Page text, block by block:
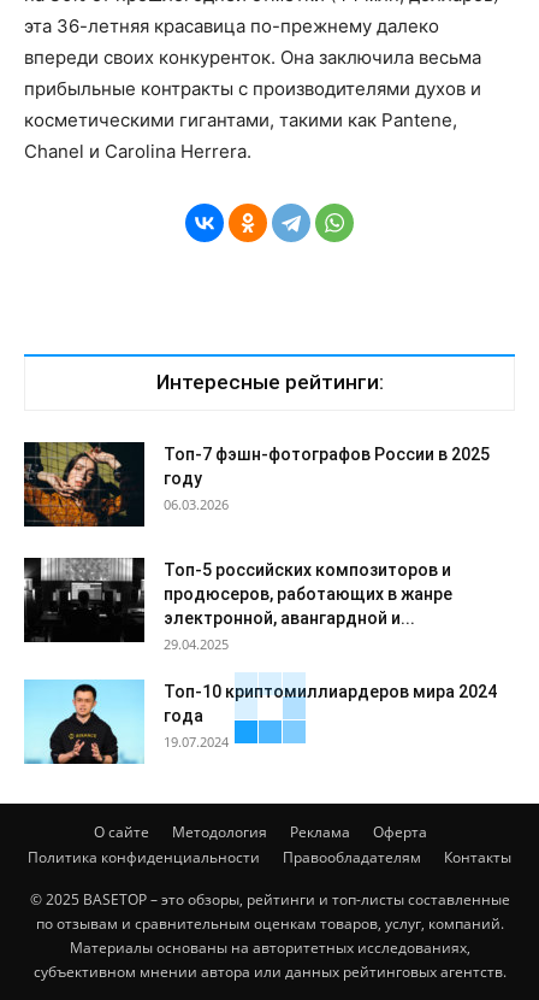
эта 36-летняя красавица по-прежнему далеко
впереди своих конкуренток. Она заключила весьма
прибыльные контракты с производителями духов и
косметическими гигантами, такими как Pantene,
Chanel и Carolina Herrera.
Интересные рейтинги:
Топ-7 фэшн-фотографов России в 2025
году
06.03.2026
Топ-5 российских композиторов и
продюсеров, работающих в жанре
электронной, авангардной и...
29.04.2025
Топ-10 криптомиллиардеров мира 2024
года
19.07.2024
О сайте Методология Реклама
Оферта
Политика конфиденциальности
Правообладателям Контакты
© 2025 BASETOP – это обзоры, рейтинги и топ-листы составленные
по отзывам и сравнительным оценкам товаров, услуг, компаний.
Материалы основаны на авторитетных исследованиях,
субъективном мнении автора или данных рейтинговых агентств.